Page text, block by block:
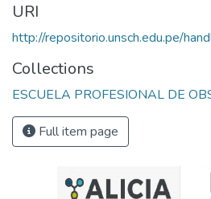
URI
http://repositorio.unsch.edu.pe/
Collections
ESCUELA PROFESIONAL DE
Full item page